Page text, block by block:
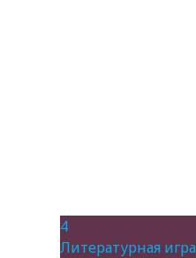
4
Литературная игра